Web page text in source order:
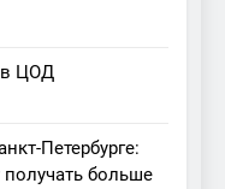
в ЦОД
Петербурге:
получать больше